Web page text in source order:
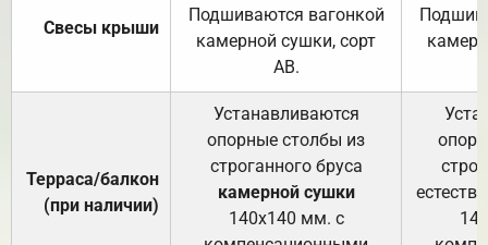
Свесы крыши
Подшиваются вагонкой
камерной сушки, сорт
АВ.
Терраса/балкон
(при наличии)
Устанавливаются
опорные столбы из
строганного бруса
камерной сушки
140х140 мм. с